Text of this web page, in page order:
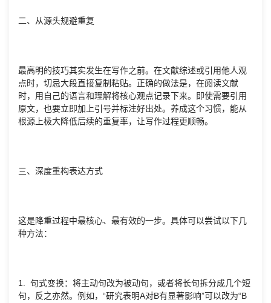
二、从源头规避重复
最高明的技巧其实发生在写作之前。在文献综述或引用他人观
点时，切忌大段直接复制粘贴。正确的做法是，在阅读文献
时，用自己的语言和理解将核心观点记录下来。即使需要引用
原文，也要立即加上引号并标注好出处。养成这个习惯，能从
根源上极大降低后续的重复率，让写作过程更顺畅。
三、深度重构表达方式
这是降重过程中最核心、最有效的一步。具体可以尝试以下几
种方法：
1. 句式变换：将主动句改为被动句，或者将长句拆分成几个短
句，反之亦然。例如，“研究表明A对B有显著影响”可以改为“B